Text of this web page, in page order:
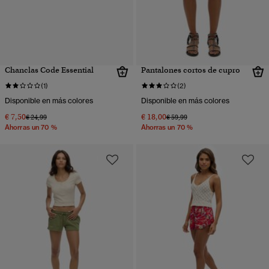
Chanclas Code Essential
(1)
Disponible en más colores
€ 7,50Precio rebajado de
€ 24,99a
Ahorras un 70 %
Pantalones cortos de cupro
(2)
Disponible en más colores
€ 18,00Precio rebajado de
€ 59,99a
Ahorras un 70 %